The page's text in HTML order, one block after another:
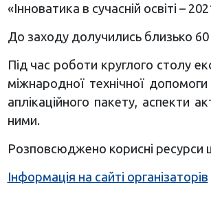
«Інноватика в сучасній освіті –
До заходу долучились близько 60
Під час роботи круглого столу
міжнародної технічної
аплікаційного пакету, аспекти
ними.
Розповсюджено корисні ресурси
Інформація на сайті організаторів